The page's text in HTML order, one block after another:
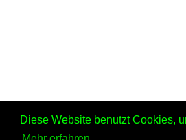
Diese Website benutzt Cookies,